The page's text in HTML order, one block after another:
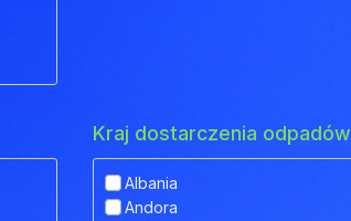
Kraj dostarczenia odpadów
Albania
Andora